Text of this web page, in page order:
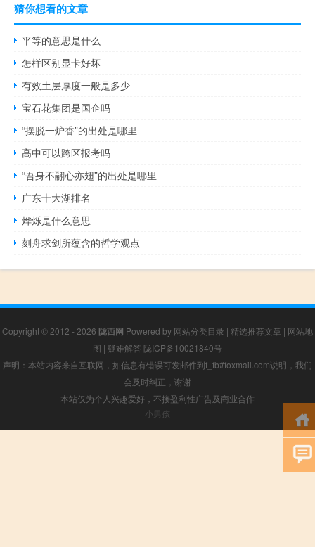
猜你想看的文章
平等的意思是什么
怎样区别显卡好坏
有效土层厚度一般是多少
宝石花集团是国企吗
“摆脱一炉香”的出处是哪里
高中可以跨区报考吗
“吾身不翮心亦翅”的出处是哪里
广东十大湖排名
烨烁是什么意思
刻舟求剑所蕴含的哲学观点
Copyright © 2012 - 2026 陇西网 Powered by 网站分类目录 | 精选推荐文章 | 网站地
图 | 疑难解答 陇ICP备10021840号
声明：本站内容来自互联网，如信息有错误可发邮件到f_fb#foxmail.com说明，我们
会及时纠正，谢谢
本站仅为个人兴趣爱好，不接盈利性广告及商业合作
小男孩